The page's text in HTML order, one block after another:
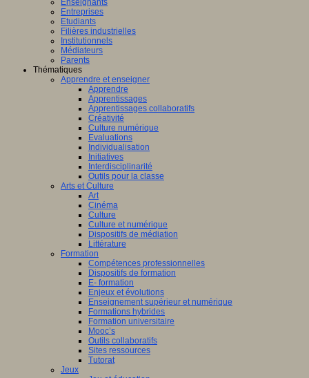
Enseignants
Entreprises
Etudiants
Filières industrielles
Institutionnels
Médiateurs
Parents
Thématiques
Apprendre et enseigner
Apprendre
Apprentissages
Apprentissages collaboratifs
Créativité
Culture numérique
Evaluations
Individualisation
Initiatives
Interdisciplinarité
Outils pour la classe
Arts et Culture
Art
Cinéma
Culture
Culture et numérique
Dispositifs de médiation
Littérature
Formation
Compétences professionnelles
Dispositifs de formation
E- formation
Enjeux et évolutions
Enseignement supérieur et numérique
Formations hybrides
Formation universitaire
Mooc’s
Outils collaboratifs
Sites ressources
Tutorat
Jeux